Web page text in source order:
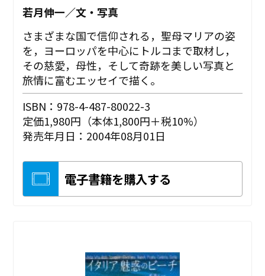
若月伸一／文・写真
さまざまな国で信仰される，聖母マリアの姿
を，ヨーロッパを中心にトルコまで取材し，
その慈愛，母性，そして奇跡を美しい写真と
旅情に富むエッセイで描く。
ISBN：978-4-487-80022-3
定価1,980円（本体1,800円＋税10%）
発売年月日：2004年08月01日
電子書籍を購入する